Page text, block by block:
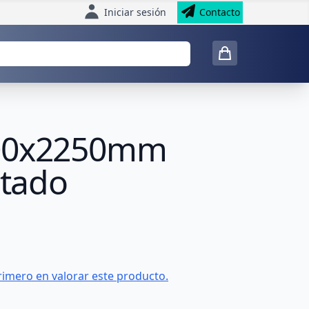
Iniciar sesión Contacto
en valorar este producto.